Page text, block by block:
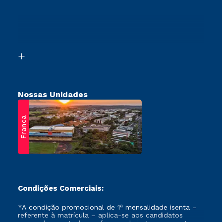
Retorne ao Curso
Nossas Unidades
Franca
Condições Comerciais:
*A condição promocional de 1ª mensalidade isenta –
referente à matrícula – aplica-se aos candidatos